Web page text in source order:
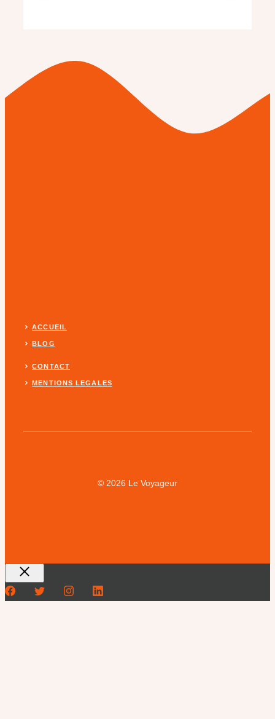
ACCUEIL
BLOG
CONTACT
MENTIONS LEGALES
© 2026 Le Voyageur
Fermer